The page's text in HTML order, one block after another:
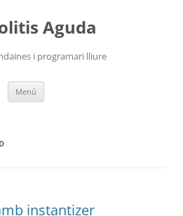
Aguda
i programari lliure
Menú
instantizer